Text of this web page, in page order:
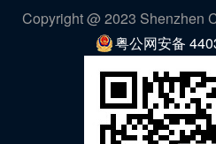
Copyright @ 2023 Shenzhen
粤公网安备